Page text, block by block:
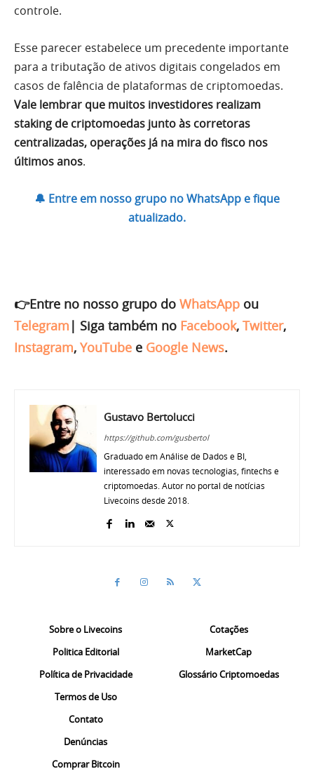
controle.
Esse parecer estabelece um precedente importante
para a tributação de ativos digitais congelados em
casos de falência de plataformas de criptomoedas.
Vale lembrar que muitos investidores realizam
staking de criptomoedas junto às corretoras
centralizadas, operações já na mira do fisco nos
últimos anos.
🔔 Entre em nosso grupo no WhatsApp e fique
atualizado.
👉Entre no nosso grupo do WhatsApp ou
Telegram | Siga também no Facebook, Twitter,
Instagram, YouTube e Google News.
Gustavo Bertolucci
https://github.com/gusbertol
Graduado em Análise de Dados e BI,
interessado em novas tecnologias, fintechs e
criptomoedas. Autor no portal de notícias
Livecoins desde 2018.
Sobre o Livecoins
Politica Editorial
Política de Privacidade
Termos de Uso
Contato
Denúncias
Comprar Bitcoin
Cotações
MarketCap
Glossário Criptomoedas